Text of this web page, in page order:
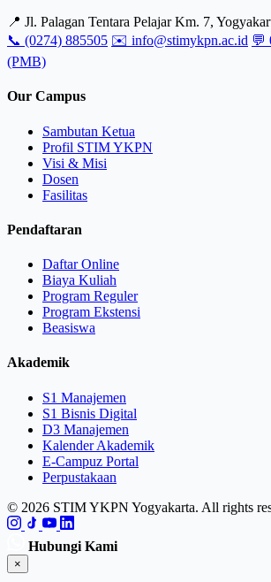
📍 Jl. Palagan Tentara Pelajar Km. 7,
📞 (0274) 885505 ✉️ info@stimykpn.ac.id 💬
(PMB)
Our Campus
Sambutan Ketua
Profil STIM YKPN
Visi & Misi
Dosen
Fasilitas
Pendaftaran
Daftar Online
Biaya Kuliah
Program Reguler
Program Ekstensi
Beasiswa
Akademik
S1 Manajemen
S1 Bisnis Digital
D3 Manajemen
Kalender Akademik
E-Campuz Portal
Perpustakaan
© 2026 STIM YKPN Yogyakarta. All rights
Hubungi Kami
×